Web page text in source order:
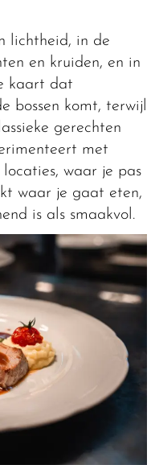
lichtheid, in de
en kruiden, en in
kaart dat
bossen komt, terwijl
gerechten
met
waar je pas
waar je gaat eten,
is als smaakvol.